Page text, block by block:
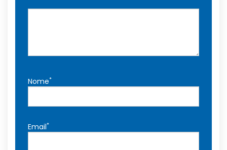
Nome*
Email*